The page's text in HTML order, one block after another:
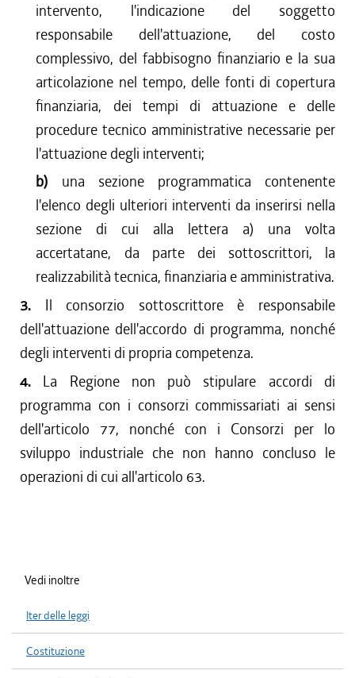
intervento, l'indicazione del soggetto
responsabile dell'attuazione, del costo
complessivo, del fabbisogno finanziario e la sua
articolazione nel tempo, delle fonti di copertura
finanziaria, dei tempi di attuazione e delle
procedure tecnico amministrative necessarie per
l'attuazione degli interventi;
b) una sezione programmatica contenente
l'elenco degli ulteriori interventi da inserirsi nella
sezione di cui alla lettera a) una volta
accertatane, da parte dei sottoscrittori, la
realizzabilità tecnica, finanziaria e amministrativa.
3. Il consorzio sottoscrittore è responsabile
dell'attuazione dell'accordo di programma, nonché
degli interventi di propria competenza.
4. La Regione non può stipulare accordi di
programma con i consorzi commissariati ai sensi
dell'articolo 77, nonché con i Consorzi per lo
sviluppo industriale che non hanno concluso le
operazioni di cui all'articolo 63.
Vedi inoltre
Iter delle leggi
Costituzione